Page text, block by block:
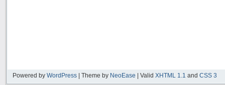
Powered by WordPress | Theme by NeoEase | Valid XHTML 1.1 and CSS 3